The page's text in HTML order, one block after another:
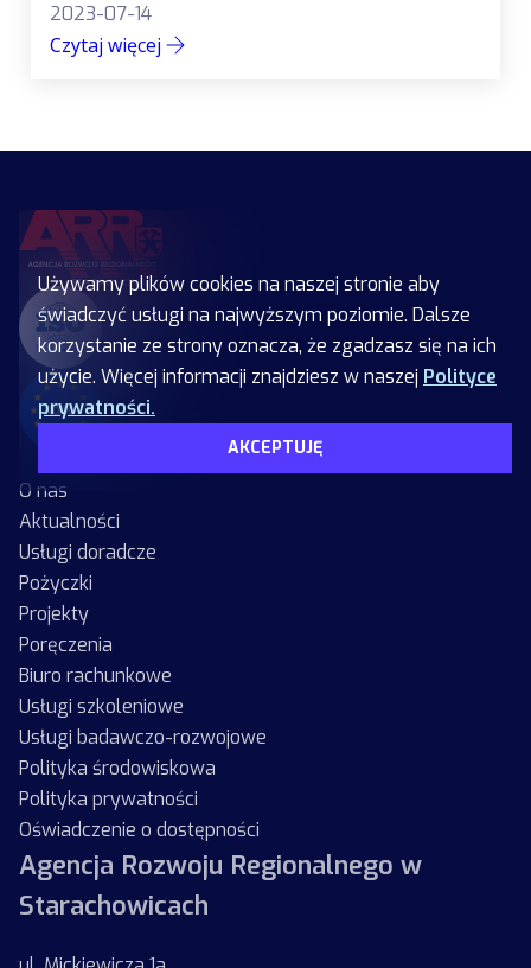
2023-07-14
Czytaj więcej
Używamy plików cookies na naszej stronie aby
świadczyć usługi na najwyższym poziomie. Dalsze
korzystanie ze strony oznacza, że zgadzasz się na ich
użycie. Więcej informacji znajdziesz w naszej Polityce
prywatności.
AKCEPTUJĘ
O nas
Aktualności
Usługi doradcze
Pożyczki
Projekty
Poręczenia
Biuro rachunkowe
Usługi szkoleniowe
Usługi badawczo-rozwojowe
Polityka środowiskowa
Polityka prywatności
Oświadczenie o dostępności
Agencja Rozwoju Regionalnego w
Starachowicach